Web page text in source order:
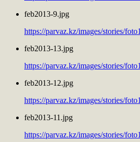
feb2013-9.jpg
https://parvaz.kz/images/stories/
feb2013-13.jpg
https://parvaz.kz/images/stories/
feb2013-12.jpg
https://parvaz.kz/images/stories/
feb2013-11.jpg
https://parvaz.kz/images/stories/